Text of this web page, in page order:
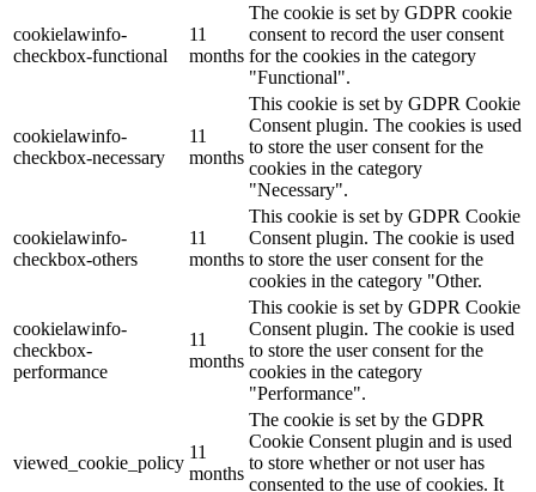
cookielawinfo-
checkbox-functional
11
months
The cookie is set by GDPR cookie
consent to record the user consent
for the cookies in the category
"Functional".
cookielawinfo-
checkbox-necessary
11
months
This cookie is set by GDPR Cookie
Consent plugin. The cookies is used
to store the user consent for the
cookies in the category
"Necessary".
cookielawinfo-
checkbox-others
11
months
This cookie is set by GDPR Cookie
Consent plugin. The cookie is used
to store the user consent for the
cookies in the category "Other.
cookielawinfo-
checkbox-
performance
11
months
This cookie is set by GDPR Cookie
Consent plugin. The cookie is used
to store the user consent for the
cookies in the category
"Performance".
viewed_cookie_policy
11
months
The cookie is set by the GDPR
Cookie Consent plugin and is used
to store whether or not user has
consented to the use of cookies. It